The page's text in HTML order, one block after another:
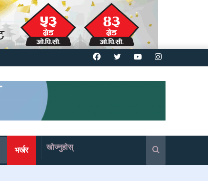
Instagram
YouTube
Twitter
Facebook
भर्खर